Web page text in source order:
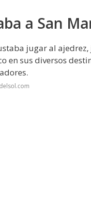
a San
jugar al ajedrez,
en sus diversos